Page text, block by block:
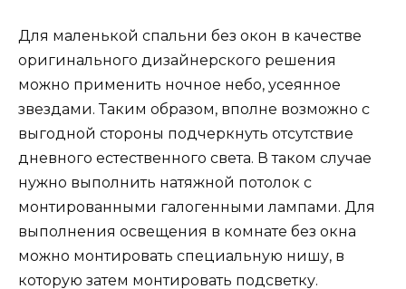
Для маленькой спальни без окон в качестве
оригинального дизайнерского решения
можно применить ночное небо, усеянное
звездами. Таким образом, вполне возможно с
выгодной стороны подчеркнуть отсутствие
дневного естественного света. В таком случае
нужно выполнить натяжной потолок с
монтированными галогенными лампами. Для
выполнения освещения в комнате без окна
можно монтировать специальную нишу, в
которую затем монтировать подсветку.